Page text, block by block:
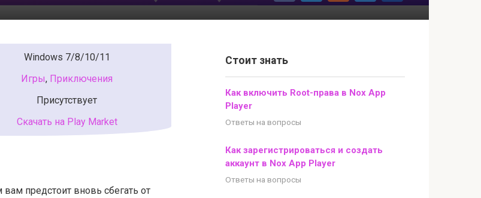
Windows 7/8/10/11
Игры, Приключения
Присутствует
Скачать на Play Market
предстоит вновь сбегать от
Стоит знать
Как включить Root-права в Nox App
Player
Ответы на вопросы
Как зарегистрироваться и создать
аккаунт в Nox App Player
Ответы на вопросы